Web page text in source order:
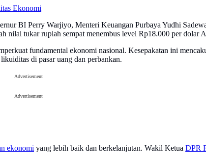
Ekonomi
BI Perry Warjiyo, Menteri Keuangan Purbaya Yudhi
nilai tukar rupiah sempat menembus level Rp18.000 per dolar
fundamental ekonomi nasional. Kesepakatan ini
di pasar uang dan perbankan.
Advertisement
Advertisement
ekonomi yang lebih baik dan berkelanjutan. Wakil Ketua DPR